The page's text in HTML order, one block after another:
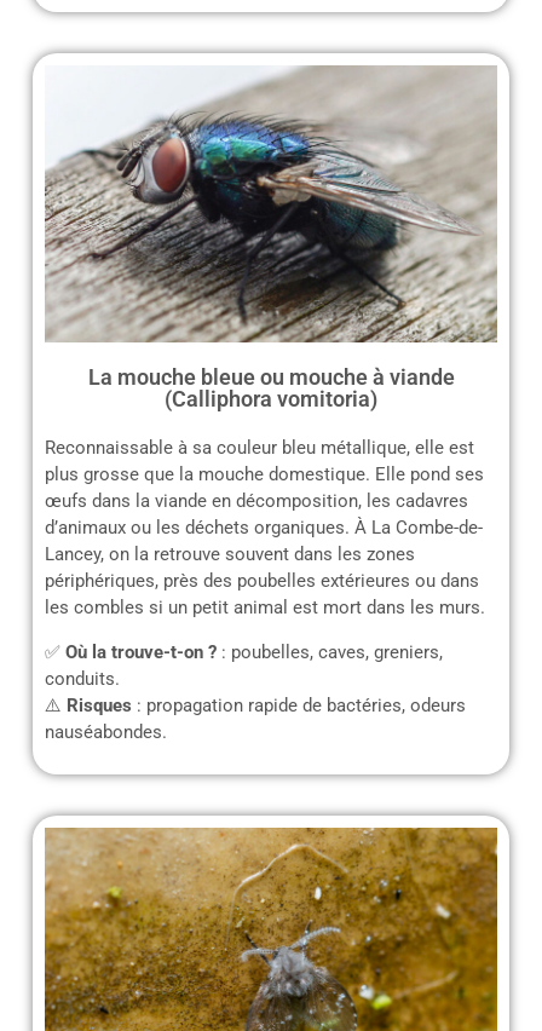
La mouche bleue ou mouche à viande
(Calliphora vomitoria)
Reconnaissable à sa couleur bleu métallique, elle est
plus grosse que la mouche domestique. Elle pond ses
œufs dans la viande en décomposition, les cadavres
d’animaux ou les déchets organiques. À La Combe-de-
Lancey, on la retrouve souvent dans les zones
périphériques, près des poubelles extérieures ou dans
les combles si un petit animal est mort dans les murs.
✅ Où la trouve-t-on ? : poubelles, caves, greniers,
conduits.
⚠️ Risques : propagation rapide de bactéries, odeurs
nauséabondes.